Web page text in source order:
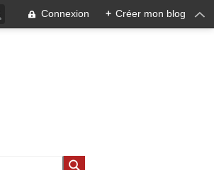
Connexion + Créer mon blog